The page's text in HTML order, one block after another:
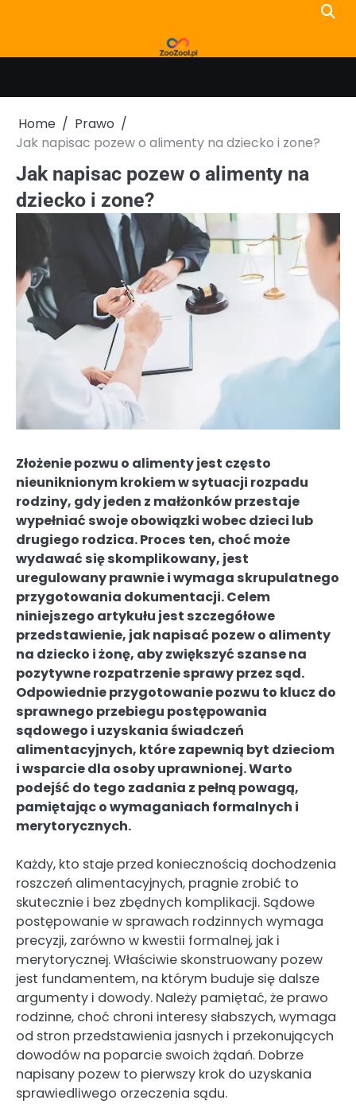
Home
Prawo
Jak napisac pozew o alimenty na dziecko i zone?
Jak napisac pozew o alimenty na
dziecko i zone?
Złożenie pozwu o alimenty jest często
nieuniknionym krokiem w sytuacji rozpadu
rodziny, gdy jeden z małżonków przestaje
wypełniać swoje obowiązki wobec dzieci lub
drugiego rodzica. Proces ten, choć może
wydawać się skomplikowany, jest
uregulowany prawnie i wymaga skrupulatnego
przygotowania dokumentacji. Celem
niniejszego artykułu jest szczegółowe
przedstawienie, jak napisać pozew o alimenty
na dziecko i żonę, aby zwiększyć szanse na
pozytywne rozpatrzenie sprawy przez sąd.
Odpowiednie przygotowanie pozwu to klucz do
sprawnego przebiegu postępowania
sądowego i uzyskania świadczeń
alimentacyjnych, które zapewnią byt dzieciom
i wsparcie dla osoby uprawnionej. Warto
podejść do tego zadania z pełną powagą,
pamiętając o wymaganiach formalnych i
merytorycznych.
Każdy, kto staje przed koniecznością dochodzenia
roszczeń alimentacyjnych, pragnie zrobić to
skutecznie i bez zbędnych komplikacji. Sądowe
postępowanie w sprawach rodzinnych wymaga
precyzji, zarówno w kwestii formalnej, jak i
merytorycznej. Właściwie skonstruowany pozew
jest fundamentem, na którym buduje się dalsze
argumenty i dowody. Należy pamiętać, że prawo
rodzinne, choć chroni interesy słabszych, wymaga
od stron przedstawienia jasnych i przekonujących
dowodów na poparcie swoich żądań. Dobrze
napisany pozew to pierwszy krok do uzyskania
sprawiedliwego orzeczenia sądu.